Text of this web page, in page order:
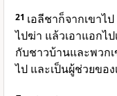
21 เอลีชาก็จากเขาไ
ไปฆ่า แล้วเอาแอกไ
กับชาวบ้านและพวก
ไป และเป็นผู้ช่วยของ